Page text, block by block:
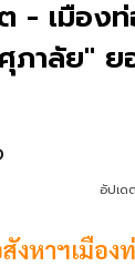
- เมือง
ภาลัย"
อัปเด
งหาฯเมือง